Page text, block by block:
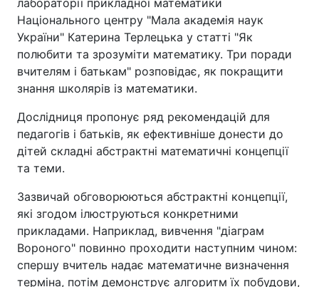
Національного центру "Мала академія наук
України" Катерина Терлецька у статті "Як
полюбити та зрозуміти математику. Три поради
вчителям і батькам" розповідає, як покращити
знання школярів із математики.
Дослідниця пропонує ряд рекомендацій для
педагогів і батьків, як ефективніше донести до
дітей складні абстрактні математичні концепції
та теми.
Зазвичай обговорюються абстрактні концепції,
які згодом ілюструються конкретними
прикладами. Наприклад, вивчення "діаграм
Вороного" повинно проходити наступним чином:
спершу вчитель надає математичне визначення
терміна, потім демонструє алгоритм їх побудови,